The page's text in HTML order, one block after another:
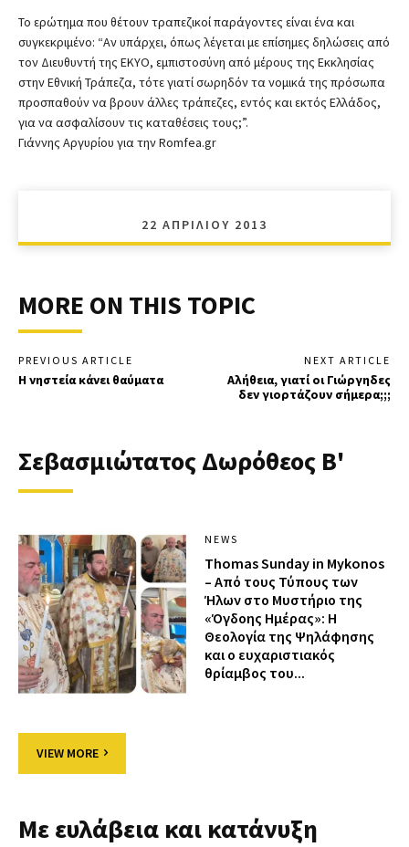
Το ερώτημα που θέτουν τραπεζικοί παράγοντες είναι ένα και
συγκεκριμένο: “Αν υπάρχει, όπως λέγεται με επίσημες δηλώσεις από
τον Διευθυντή της ΕΚΥΟ, εμπιστοσύνη από μέρους της Εκκλησίας
στην Εθνική Τράπεζα, τότε γιατί σωρηδόν τα νομικά της πρόσωπα
προσπαθούν να βρουν άλλες τράπεζες, εντός και εκτός Ελλάδος,
για να ασφαλίσουν τις καταθέσεις τους;”.
Γιάννης Αργυρίου για την Romfea.gr
22 ΑΠΡΙΛΊΟΥ 2013
MORE ON THIS TOPIC
PREVIOUS ARTICLE
Η νηστεία κάνει θαύματα
NEXT ARTICLE
Αλήθεια, γιατί οι Γιώργηδες
δεν γιορτάζουν σήμερα;;;
Σεβασμιώτατος Δωρόθεος Β'
NEWS
Thomas Sunday in Mykonos
– Από τους Τύπους των
Ήλων στο Μυστήριο της
«Όγδοης Ημέρας»: Η
Θεολογία της Ψηλάφησης
και ο ευχαριστιακός
θρίαμβος του...
VIEW MORE
Με ευλάβεια και κατάνυξη